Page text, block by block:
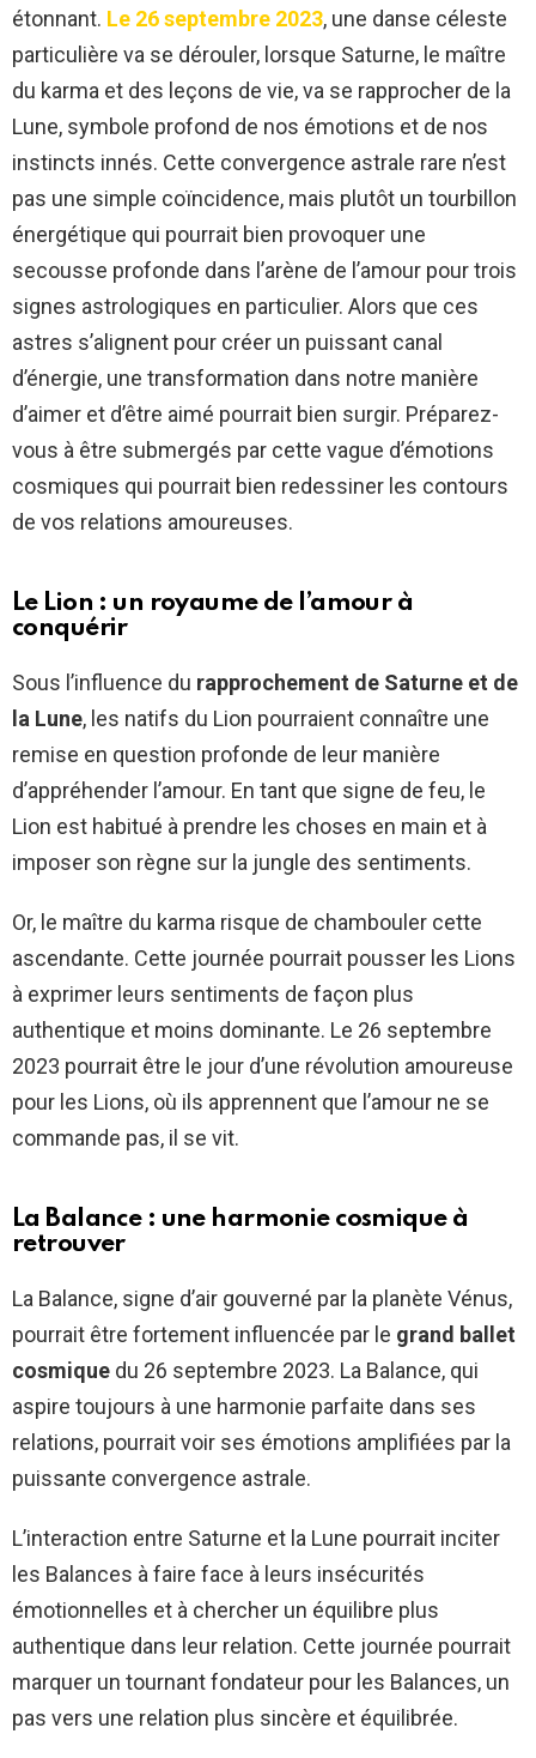
étonnant. Le 26 septembre 2023, une danse céleste
particulière va se dérouler, lorsque Saturne, le maître
du karma et des leçons de vie, va se rapprocher de la
Lune, symbole profond de nos émotions et de nos
instincts innés. Cette convergence astrale rare n’est
pas une simple coïncidence, mais plutôt un tourbillon
énergétique qui pourrait bien provoquer une
secousse profonde dans l’arène de l’amour pour trois
signes astrologiques en particulier. Alors que ces
astres s’alignent pour créer un puissant canal
d’énergie, une transformation dans notre manière
d’aimer et d’être aimé pourrait bien surgir. Préparez-
vous à être submergés par cette vague d’émotions
cosmiques qui pourrait bien redessiner les contours
de vos relations amoureuses.
Le Lion : un royaume de l’amour à
conquérir
Sous l’influence du rapprochement de Saturne et de
la Lune, les natifs du Lion pourraient connaître une
remise en question profonde de leur manière
d’appréhender l’amour. En tant que signe de feu, le
Lion est habitué à prendre les choses en main et à
imposer son règne sur la jungle des sentiments.
Or, le maître du karma risque de chambouler cette
ascendante. Cette journée pourrait pousser les Lions
à exprimer leurs sentiments de façon plus
authentique et moins dominante. Le 26 septembre
2023 pourrait être le jour d’une révolution amoureuse
pour les Lions, où ils apprennent que l’amour ne se
commande pas, il se vit.
La Balance : une harmonie cosmique à
retrouver
La Balance, signe d’air gouverné par la planète Vénus,
pourrait être fortement influencée par le grand ballet
cosmique du 26 septembre 2023. La Balance, qui
aspire toujours à une harmonie parfaite dans ses
relations, pourrait voir ses émotions amplifiées par la
puissante convergence astrale.
L’interaction entre Saturne et la Lune pourrait inciter
les Balances à faire face à leurs insécurités
émotionnelles et à chercher un équilibre plus
authentique dans leur relation. Cette journée pourrait
marquer un tournant fondateur pour les Balances, un
pas vers une relation plus sincère et équilibrée.